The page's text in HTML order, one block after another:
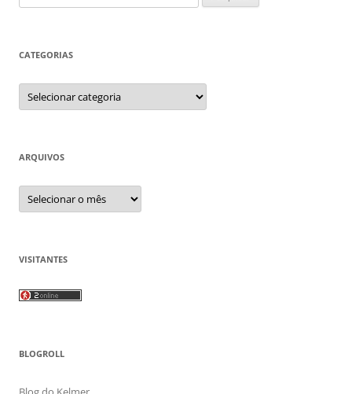
por:
CATEGORIAS
Categorias
ARQUIVOS
Arquivos
VISITANTES
BLOGROLL